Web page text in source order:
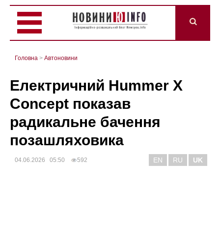
Головна > Автоновини
Електричний Hummer X
Concept показав
радикальне бачення
позашляховика
04.06.2026 05:50 592 EN RU UK